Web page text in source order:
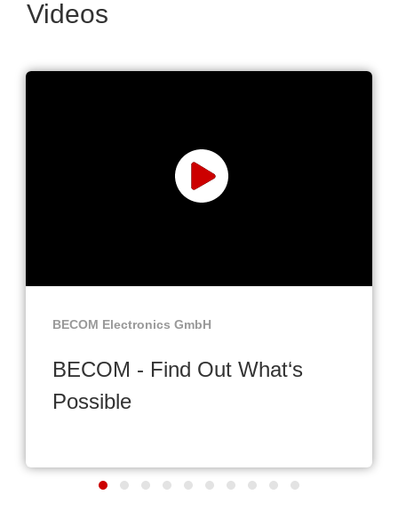
Videos
BECOM Electronics GmbH
BECOM - Find Out What‘s
Possible